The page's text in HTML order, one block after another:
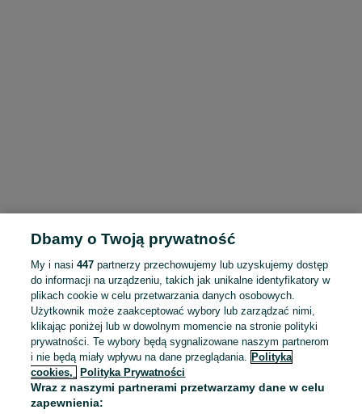
To ogłoszenie nie jest już dostępne
Dbamy o Twoją prywatność
My i nasi447 partnerzy przechowujemy lub uzyskujemy dostęp
do informacji na urządzeniu, takich jak unikalne identyfikatory w
plikach cookie w celu przetwarzania danych osobowych.
Użytkownik może zaakceptować wybory lub zarządzać nimi,
klikając poniżej lub w dowolnym momencie na stronie polityki
prywatności. Te wybory będą sygnalizowane naszym partnerom
i nie będą miały wpływu na dane przeglądania. Polityka
cookies,
Polityka Prywatności
Wraz z naszymi partnerami przetwarzamy dane w celu
zapewnienia: